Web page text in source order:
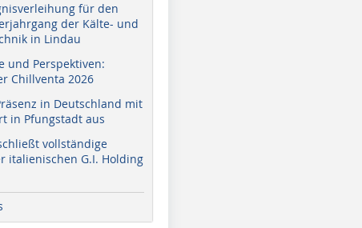
für den
der Kälte- und
in Lindau
und Perspektiven:
Chillventa 2026
in Deutschland mit
in Pfungstadt aus
vollständige
italienischen G.I. Holding